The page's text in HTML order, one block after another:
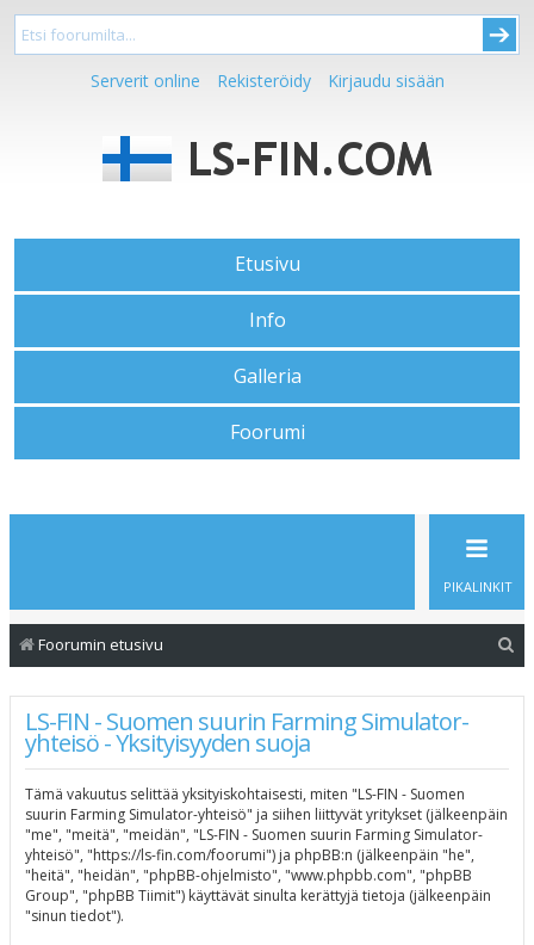
Serverit online Rekisteröidy Kirjaudu sisään
Etusivu
Info
Galleria
Foorumi
PIKALINKIT
Foorumin etusivu
LS-FIN - Suomen suurin Farming Simulator-
yhteisö - Yksityisyyden suoja
Tämä vakuutus selittää yksityiskohtaisesti, miten "LS-FIN - Suomen
suurin Farming Simulator-yhteisö" ja siihen liittyvät yritykset (jälkeenpäin
"me", "meitä", "meidän", "LS-FIN - Suomen suurin Farming Simulator-
yhteisö", "https://ls-fin.com/foorumi") ja phpBB:n (jälkeenpäin "he",
"heitä", "heidän", "phpBB-ohjelmisto", "www.phpbb.com", "phpBB
Group", "phpBB Tiimit") käyttävät sinulta kerättyjä tietoja (jälkeenpäin
"sinun tiedot").